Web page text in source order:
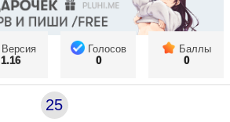
Версия
1.16
Голосов
0
Баллы
0
25